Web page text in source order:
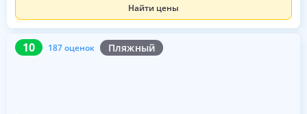
Найти цены
10 187 оценок Пляжный
10 187 оценок